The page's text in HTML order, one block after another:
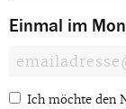
Einmal im
Ich möchte den